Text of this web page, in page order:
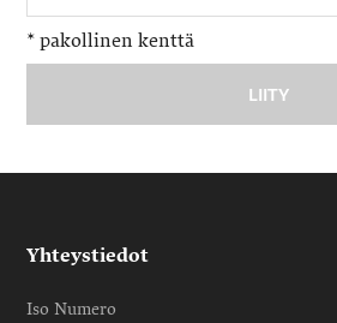
* pakollinen kenttä
Yhteystiedot
Iso Numero